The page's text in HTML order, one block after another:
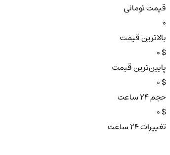
قیمت تومانی
0
بالاترین قیمت
$ 0
پایین‌ترین قیمت
$ 0
حجم ۲۴ ساعت
$ 0
تغییرات ۲۴ ساعت